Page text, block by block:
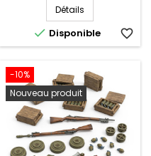
Détails
 Disponible favorite_border
-10%
Nouveau produit